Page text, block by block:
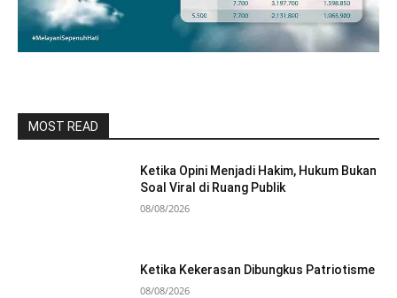
MOST READ
Ketika Opini Menjadi Hakim, Hukum Bukan
Soal Viral di Ruang Publik
08/08/2026
Ketika Kekerasan Dibungkus Patriotisme
08/08/2026